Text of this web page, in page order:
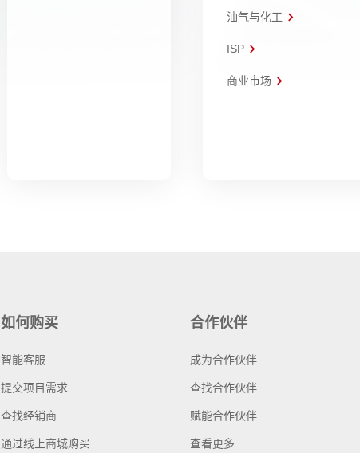
油气与化工
ISP
商业市场
如何购买
智能客服
提交项目需求
查找经销商
通过线上商城购买
合作伙伴
成为合作伙伴
查找合作伙伴
赋能合作伙伴
查看更多